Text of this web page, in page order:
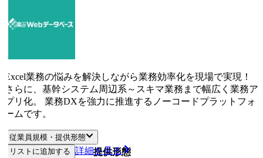
業務の悩みを解決しながら業務効率化を現場で実現！
らに、基幹システム周辺系～スキマ業務まで幅広く業務ア
リ化。 業務DXを強力に推進するノーコードプラットフォ
ムです。
従業員規模・提供形態
従業員規模 提供形態
リストに追加する 詳細を見る